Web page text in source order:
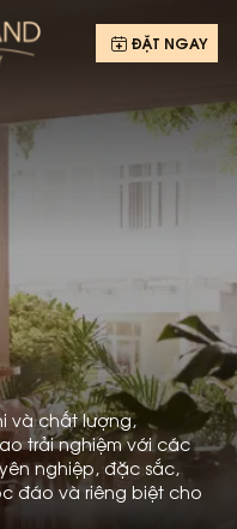
ĐẶT NGAY
và chất lượng,
trải nghiệm với các
nghiệp, đặc sắc,
đáo và riêng biệt cho